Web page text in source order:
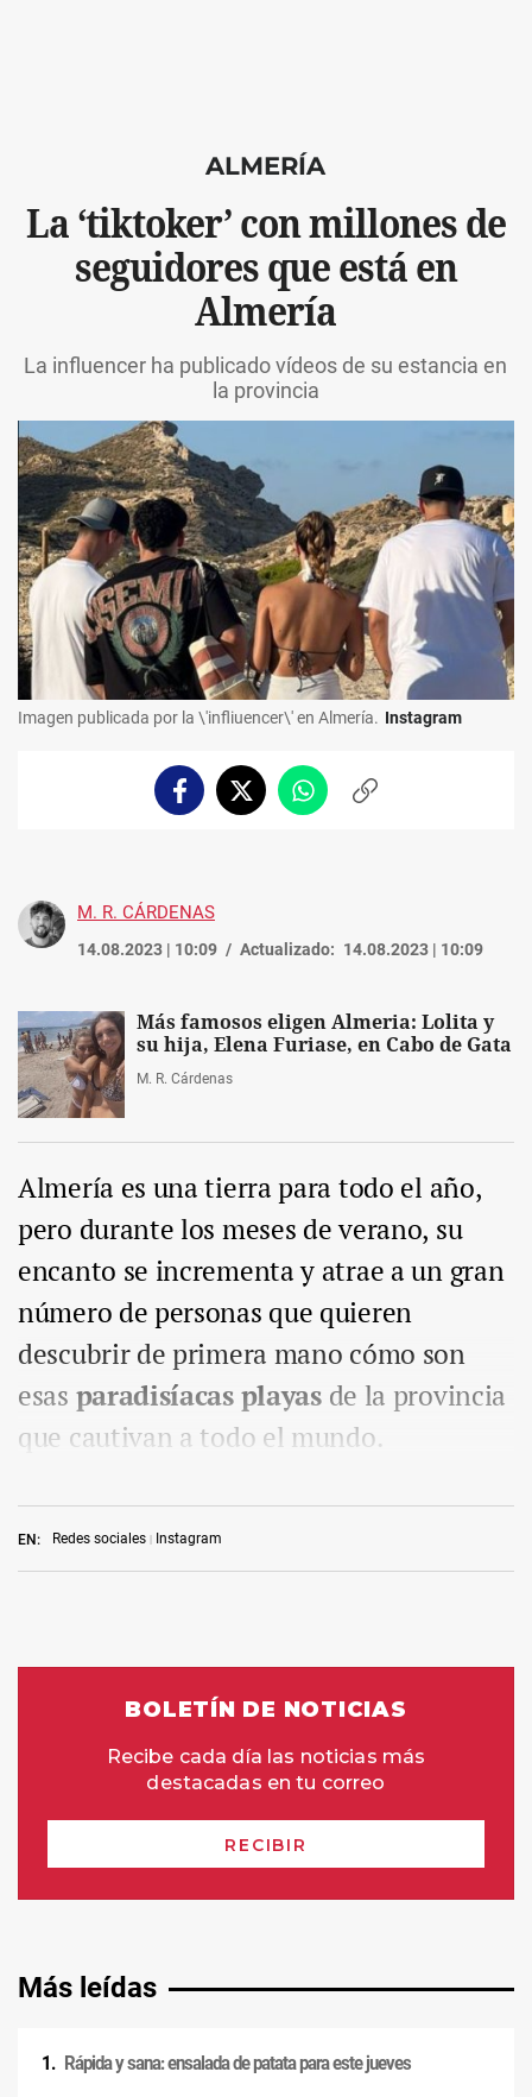
ALMERÍA
La ‘tiktoker’ con millones de
seguidores que está en
Almería
La influencer ha publicado vídeos de su estancia en
la provincia
Imagen publicada por la \'infliuencer\' en Almería. Instagram
FacebookTwitterWhatsappCopiar
M. R. CÁRDENAS
14.08.2023 | 10:09 Actualizado: 14.08.2023 | 10:09
EN: Redes sociales Instagram
Más famosos eligen Almeria: Lolita y
su hija, Elena Furiase, en Cabo de Gata
M. R. Cárdenas
Almería es una tierra para todo el año,
pero durante los meses de verano, su
encanto se incrementa y atrae a un gran
número de personas que quieren
descubrir de primera mano cómo son
esas paradisíacas playasde la provincia
que cautivan a todo el mundo.
Más leídas
Rápida y sana: ensalada de patata para este jueves